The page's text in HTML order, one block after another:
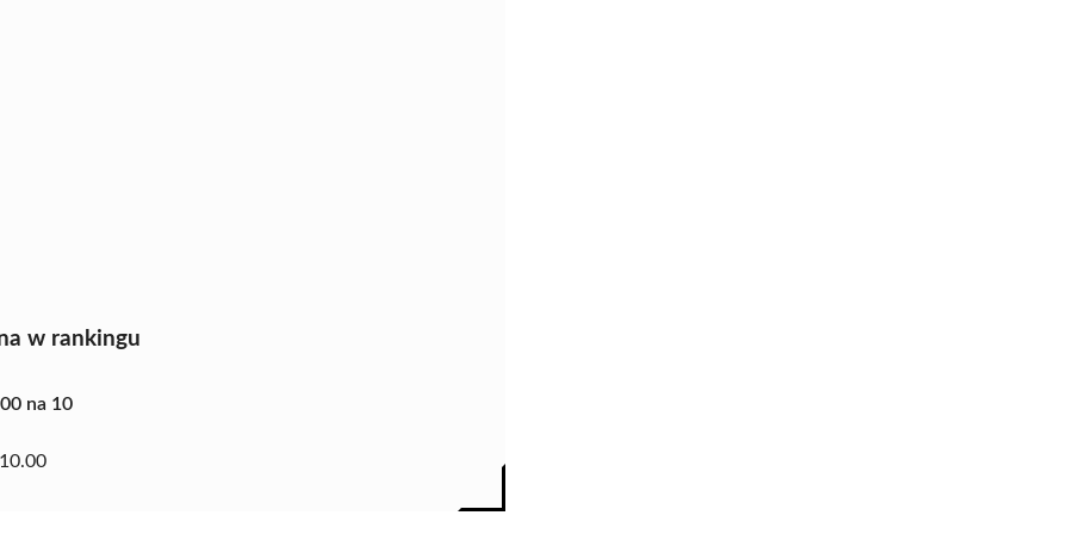
w rankingu
na 10
10.00